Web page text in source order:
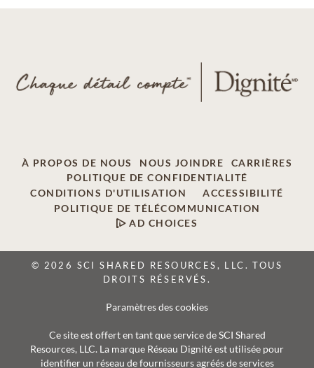
À PROPOS DE NOUS NOUS JOINDRE
CARRIÈRES
POLITIQUE DE CONFIDENTIALITÉ
CONDITIONS D'UTILISATION
ACCESSIBILITÉ
POLITIQUE DE TÉLÉCOMMUNICATION
AD CHOICES
© 2026 SCI SHARED RESOURCES, LLC. TOUS
DROITS RÉSERVÉS.
Paramètres des cookies
Ce site est offert en tant que service de SCI Shared
Resources, LLC. La marque Réseau Dignité est utilisée pour
identifier un réseau de fournisseurs agréés de services